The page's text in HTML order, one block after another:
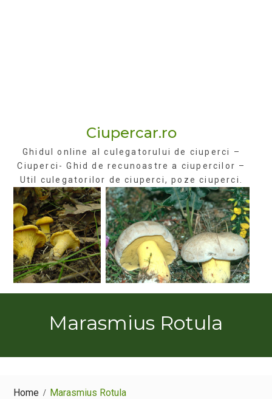
Ciupercar.ro
Ghidul online al culegatorului de ciuperci –
Ciuperci- Ghid de recunoastre a ciupercilor –
Util culegatorilor de ciuperci, poze ciuperci.
Marasmius Rotula
Home Marasmius Rotula